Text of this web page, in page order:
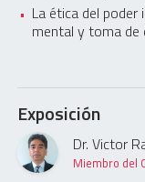
La ética del poder
mental y toma de
Exposición
Dr. Victor
Miembro del